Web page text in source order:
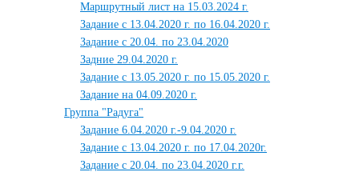
Маршрутный лист на 15.03.2024 г.
Задание с 13.04.2020 г. по 16.04.2020 г.
Задание с 20.04. по 23.04.2020
Задние 29.04.2020 г.
Задание с 13.05.2020 г. по 15.05.2020 г.
Задание на 04.09.2020 г.
Группа "Радуга"
Задание 6.04.2020 г.-9.04.2020 г.
Задание с 13.04.2020 г. по 17.04.2020г.
Задание с 20.04. по 23.04.2020 г.г.